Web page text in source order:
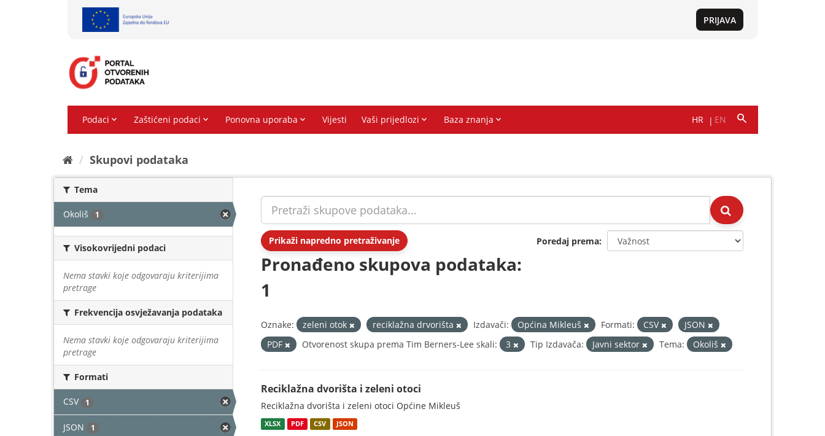
Skupovi podаtаkа
Tema
Okoliš 1
Visokovrijedni podaci
Nema stavki koje odgovaraju kriterijima
pretrage
Frekvencija osvježavanja podataka
Nema stavki koje odgovaraju kriterijima
pretrage
Formati
CSV 1
JSON 1
Prikaži napredno pretraživanje Poredaj prema
Pronađeno skupova podataka:
1
Oznake: zeleni otok reciklažna drvorišta Izdavači: Općina Mikleuš Formati: CSV
JSON
PDF
Otvorenost skupa prema Tim Berners-Lee skali: 3 Tip Izdavača: Javni sektor Tema: Okoliš
Reciklažna dvorišta i zeleni otoci
Reciklažna dvorišta i zeleni otoci Općine Mikleuš
XLSX PDF CSV JSON